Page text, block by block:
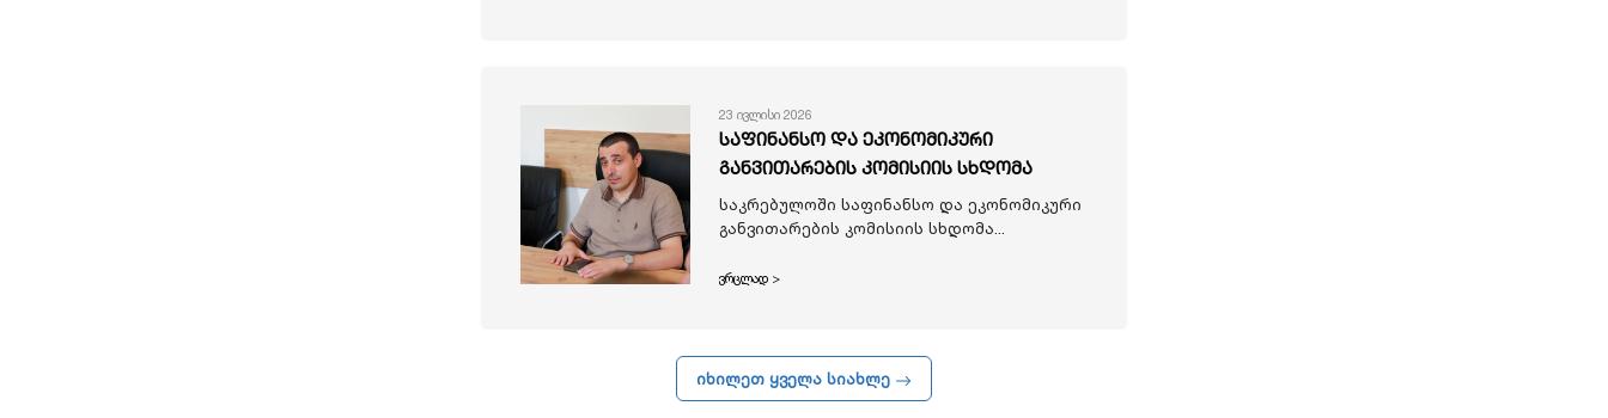
23 ივლისი 2026
საფინანსო და ეკონომიკური
განვითარების კომისიის სხდომა
საკრებულოში საფინანსო და ეკონომიკური
განვითარების კომისიის სხდომა...
ვრცლად >
იხილეთ ყველა სიახლე